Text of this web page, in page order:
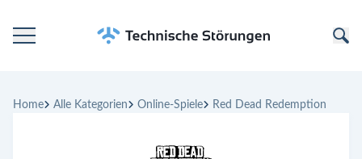
Kategorien
Home Alle Kategorien Online-Spiele Red Dead Redemption